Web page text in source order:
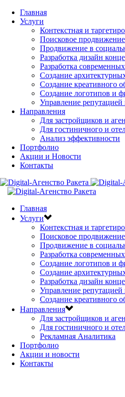
Главная
Услуги
Контекстная и
Поисковое
Продвижение в
Разработка дизайн
Разработка
Создание
Создание креативного
Создание логотипов и
Управление
Направления
Для застройщиков и
Для гостиничного и
Анализ эффективности
Портфолио
Акции и Новости
Контакты
Главная
Услуги
Контекстная и
Поисковое
Продвижение в
Разработка
Создание логотипов и
Создание
Разработка дизайн
Управление
Создание креативного
Направления
Для застройщиков и
Для гостиничного и
Рекламная Аналитика
Портфолио
Акции и новости
Контакты